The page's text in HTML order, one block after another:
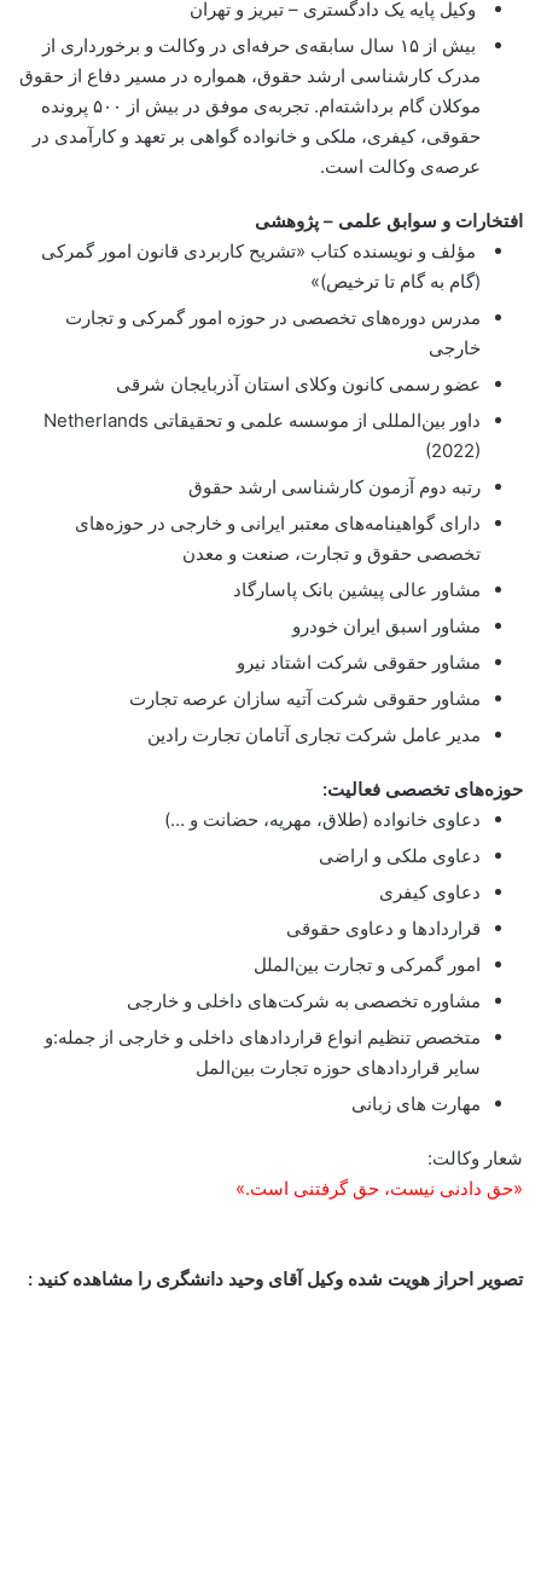
وکیل پایه یک دادگستری – تبریز و تهران
بیش از ۱۵ سال سابقه‌ی حرفه‌ای در وکالت و برخورداری از
مدرک کارشناسی ارشد حقوق، همواره در مسیر دفاع از حقوق
موکلان گام برداشته‌ام. تجربه‌ی موفق در بیش از ۵۰۰ پرونده
حقوقی، کیفری، ملکی و خانواده گواهی بر تعهد و کارآمدی در
عرصه‌ی وکالت است.
افتخارات و سوابق علمی – پژوهشی
مؤلف و نویسنده کتاب «تشریح کاربردی قانون امور گمرکی
(گام به گام تا ترخیص)»
مدرس دوره‌های تخصصی در حوزه امور گمرکی و تجارت
خارجی
عضو رسمی کانون وکلای استان آذربایجان شرقی
داور بین‌المللی از موسسه علمی و تحقیقاتی Netherlands
(2022)
رتبه دوم آزمون کارشناسی ارشد حقوق
دارای گواهینامه‌های معتبر ایرانی و خارجی در حوزه‌های
تخصصی حقوق و تجارت، صنعت و معدن
مشاور عالی پیشین بانک پاسارگاد
مشاور اسبق ایران خودرو
مشاور حقوقی شرکت اشتاد نیرو
مشاور حقوقی شرکت آتیه سازان عرصه تجارت
مدیر عامل شرکت تجاری آتامان تجارت رادین
حوزه‌های تخصصی فعالیت:
دعاوی خانواده (طلاق، مهریه، حضانت و …)
دعاوی ملکی و اراضی
دعاوی کیفری
قراردادها و دعاوی حقوقی
امور گمرکی و تجارت بین‌الملل
مشاوره تخصصی به شرکت‌های داخلی و خارجی
متخصص تنظیم انواع قراردادهای داخلی و خارجی از جمله:و
سایر قراردادهای حوزه تجارت بین‌المل
مهارت های زبانی
شعار وکالت:
«حق دادنی نیست، حق گرفتنی است.»
تصویر احراز هویت شده وکیل آقای وحید دانشگری را مشاهده کنید :